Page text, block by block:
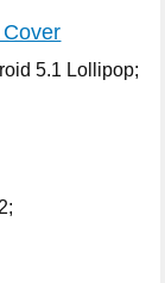
5.1 Lollipop;